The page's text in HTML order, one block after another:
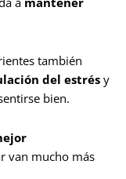
también
del estrés y
bien.
van mucho más